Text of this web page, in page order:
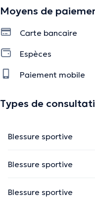
Moyens de
Carte bancaire
Espèces
Paiement mobile
Types de
Blessure sportive
Blessure sportive
Blessure sportive